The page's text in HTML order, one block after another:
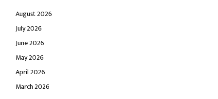
August 2026
July 2026
June 2026
May 2026
April 2026
March 2026